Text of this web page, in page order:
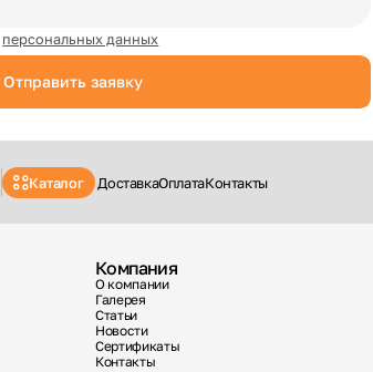
персональных данных
Отправить заявку
Каталог ДоставкаОплатаКонтакты
Компания
О компании
Галерея
Статьи
Новости
Сертификаты
Контакты